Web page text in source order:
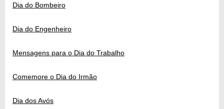
Dia do Bombeiro
Dia do Engenheiro
Mensagens para o Dia do Trabalho
Comemore o Dia do Irmão
Dia dos Avós